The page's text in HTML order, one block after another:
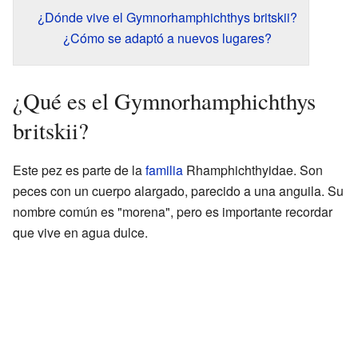
¿Dónde vive el Gymnorhamphichthys britskii?
¿Cómo se adaptó a nuevos lugares?
¿Qué es el Gymnorhamphichthys
britskii?
Este pez es parte de lafamilia Rhamphichthyidae. Son
peces con un cuerpo alargado, parecido a una anguila. Su
nombre común es "morena", pero es importante recordar
que vive en agua dulce.